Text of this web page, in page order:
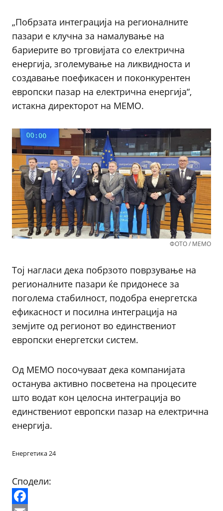
„Побрзата интеграција на регионалните
пазари е клучна за намалување на
бариерите во трговијата со електрична
енергија, зголемување на ликвидноста и
создавање поефикасен и поконкурентен
европски пазар на електрична енергија“,
истакна директорот на МЕМО.
ФОТО / МЕМО
Тој нагласи дека побрзото поврзување на
регионалните пазари ќе придонесе за
поголема стабилност, подобра енергетска
ефикасност и посилна интеграција на
земјите од регионот во единствениот
европски енергетски систем.
Од МЕМО посочуваат дека компанијата
останува активно посветена на процесите
што водат кон целосна интеграција во
единствениот европски пазар на електрична
енергија.
Енергетика 24
Сподели: